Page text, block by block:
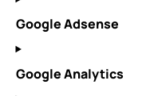
Google Adsense
Google Analytics